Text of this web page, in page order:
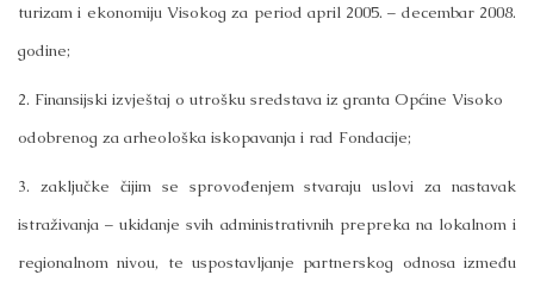
turizam i ekonomiju Visokog za period april 2005. – decembar 2008.
godine;
2. Finansijski izvještaj o utrošku sredstava iz granta Općine Visoko
odobrenog za arheološka iskopavanja i rad Fondacije;
3. zaključke čijim se sprovođenjem stvaraju uslovi za nastavak
istraživanja – ukidanje svih administrativnih prepreka na lokalnom i
regionalnom nivou, te uspostavljanje partnerskog odnosa između